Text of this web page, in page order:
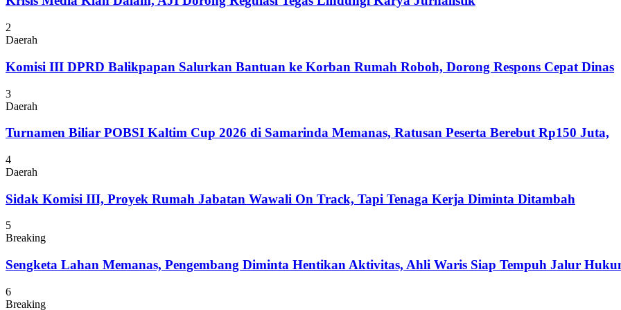
2
Daerah
Komisi III DPRD Balikpapan Salurkan Bantuan ke Korban Rumah Roboh, Dorong Respons Cepat Dinas
3
Daerah
Turnamen Biliar POBSI Kaltim Cup 2026 di Samarinda Memanas, Ratusan Peserta Berebut Rp150 Juta,
4
Daerah
Sidak Komisi III, Proyek Rumah Jabatan Wawali On Track, Tapi Tenaga Kerja Diminta Ditambah
5
Breaking
Sengketa Lahan Memanas, Pengembang Diminta Hentikan Aktivitas, Ahli Waris Siap Tempuh Jalur
6
Breaking